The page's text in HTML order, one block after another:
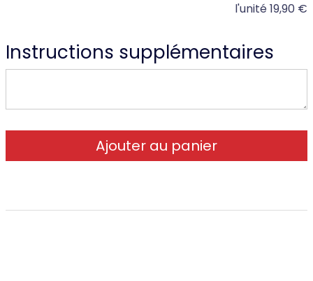
l'unité19,90 €
Instructions supplémentaires